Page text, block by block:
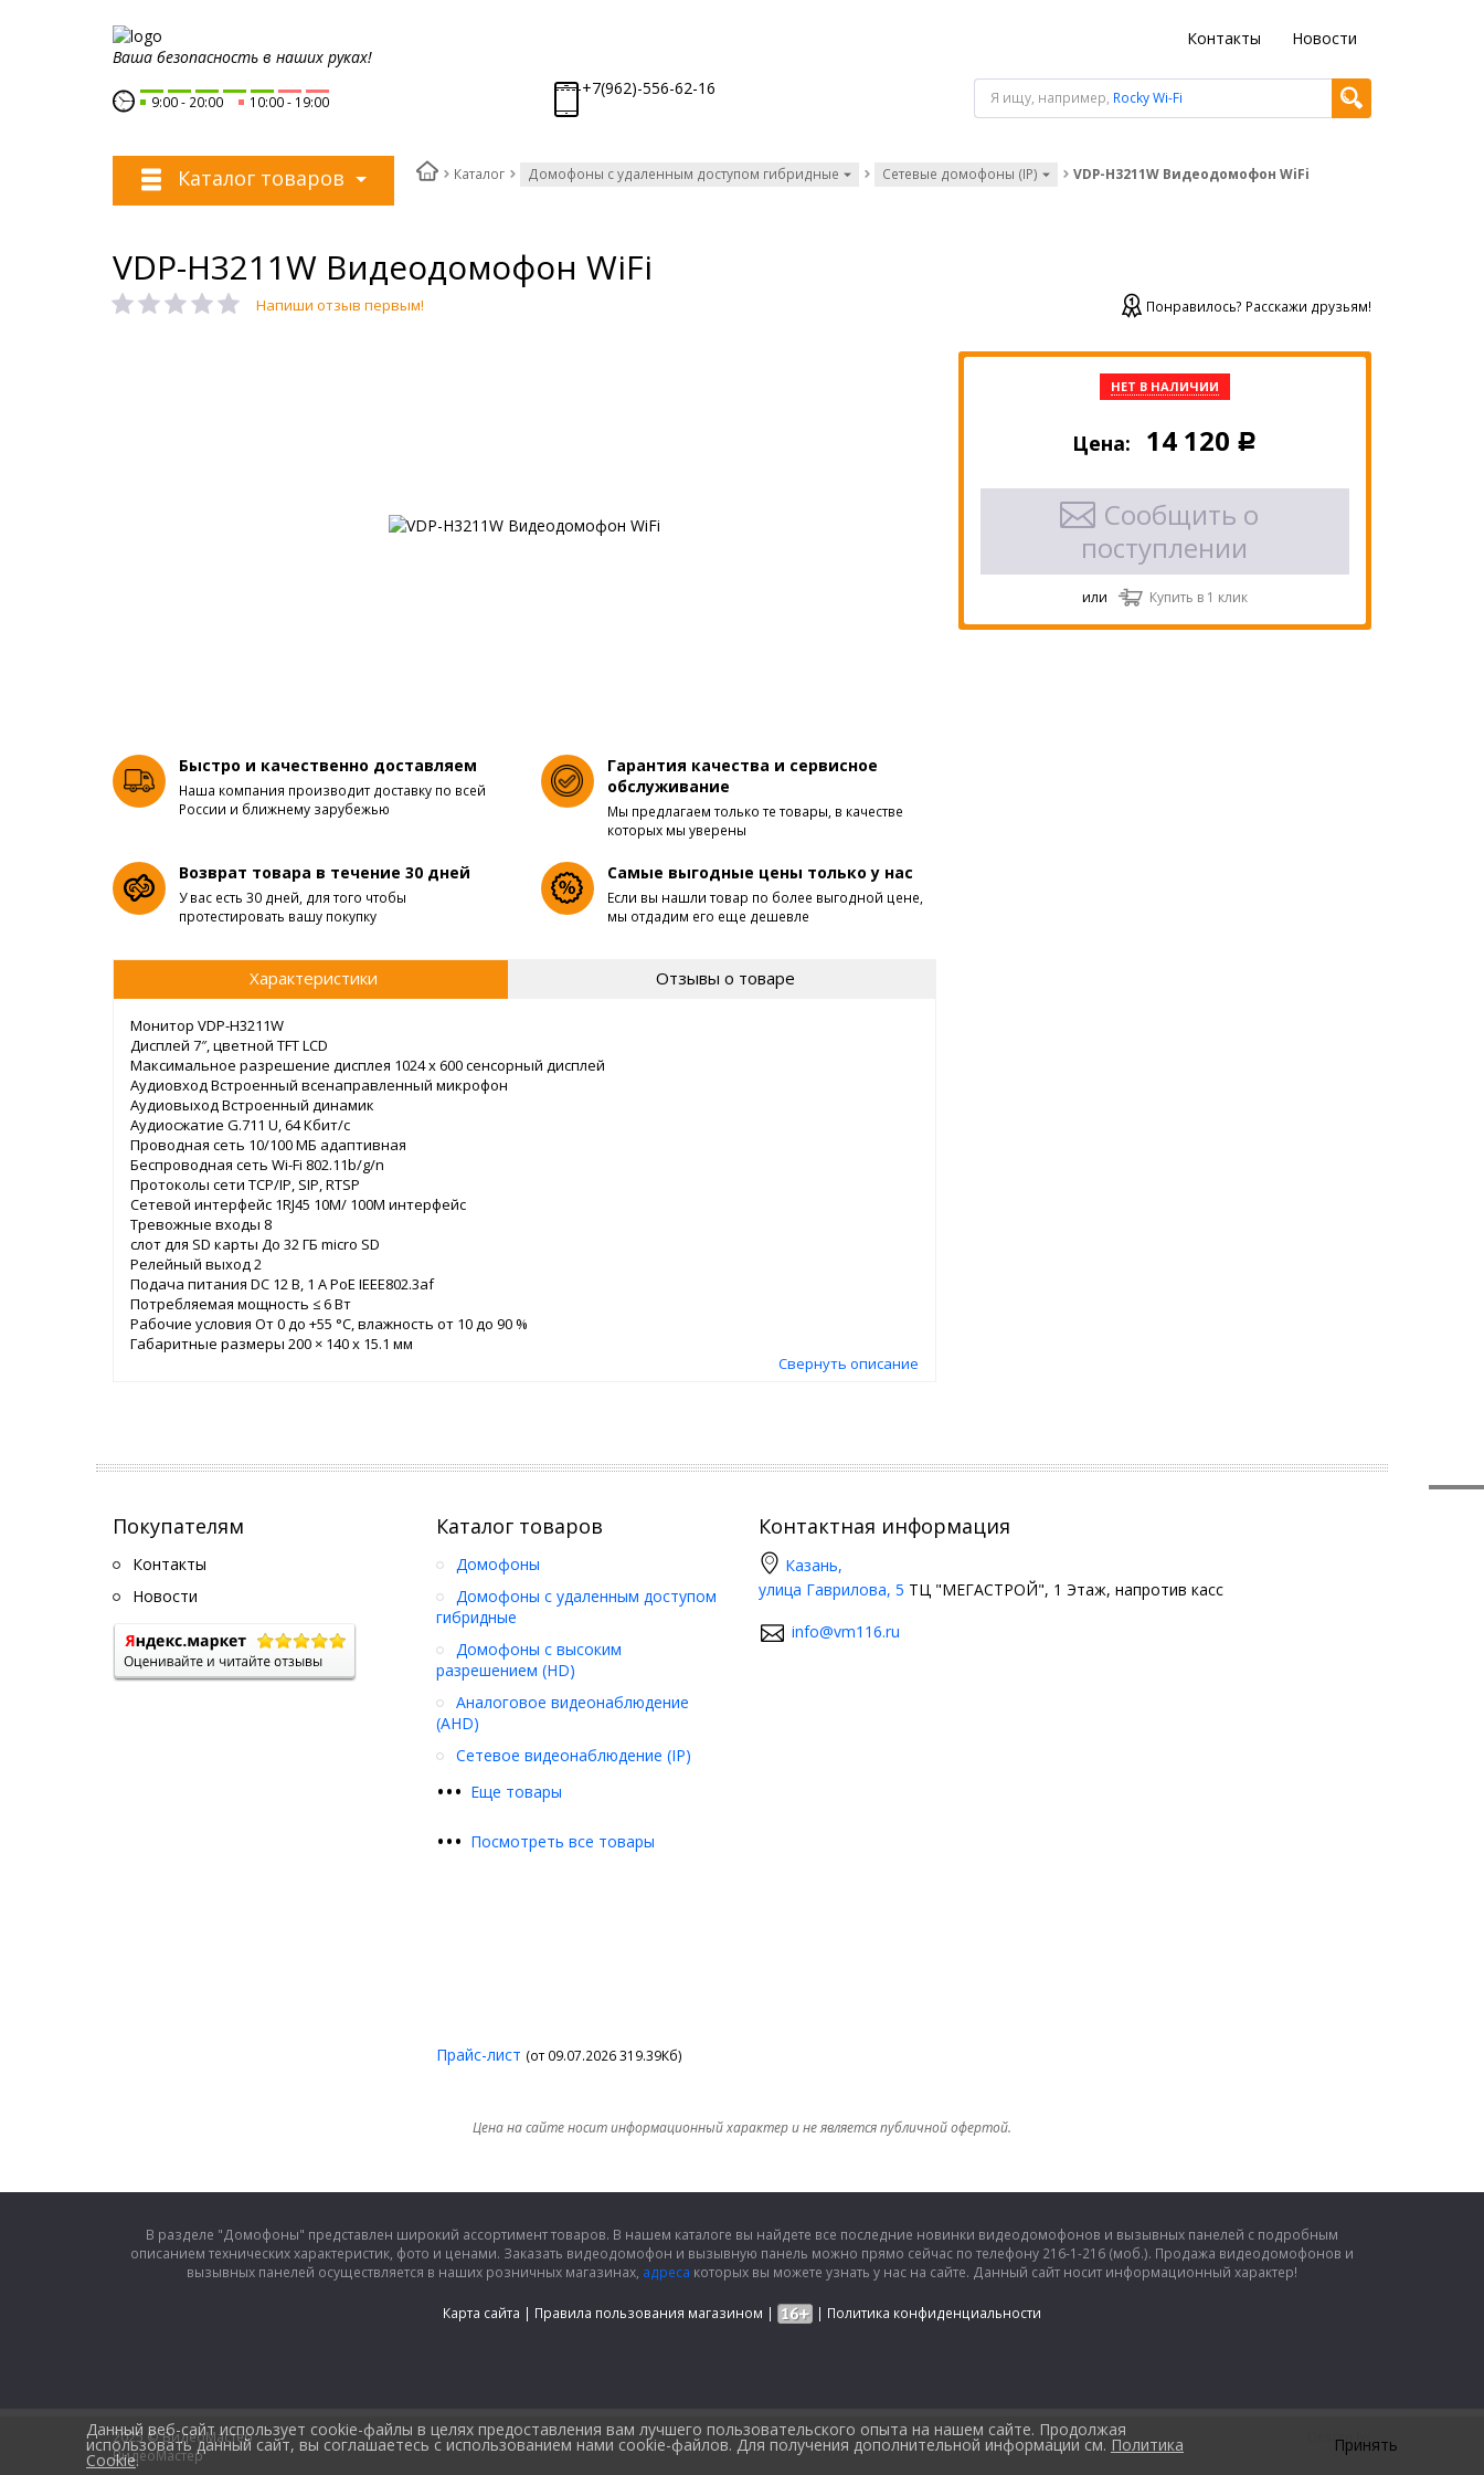
Контакты
Новости
Ваша безопасность в наших руках!
9:00 20:00 10:00 19:00
-----+7(962)-556-62-16 Я ищу, например, Rocky Wi-Fi
Каталог товаров Каталог Домофоны с удаленным доступом гибридные Сетевые домофоны (IP) VDP-H3211W Видеодомофон WiFi
VDP-H3211W Видеодомофон WiFi
Напиши отзыв первым! Понравилось? Расскажи друзьям!
НЕТ В НАЛИЧИИ
Цена: 14 120 Р
Сообщить о
поступлении
или Купить в 1 клик
Быстро и качественно доставляем
Наша компания производит доставку по всей
России и ближнему зарубежью
Гарантия качества и сервисное
обслуживание
Мы предлагаем только те товары, в качестве
которых мы уверены
Возврат товара в течение 30 дней
У вас есть 30 дней, для того чтобы
протестировать вашу покупку
Самые выгодные цены только у нас
Если вы нашли товар по более выгодной цене,
мы отдадим его еще дешевле
Характеристики Отзывы о товаре
Монитор VDP-H3211W
Дисплей 7″, цветной TFT LCD
Максимальное разрешение дисплея 1024 х 600 сенсорный дисплей
Аудиовход Встроенный всенаправленный микрофон
Аудиовыход Встроенный динамик
Аудиосжатие G.711 U, 64 Кбит/с
Проводная сеть 10/100 МБ адаптивная
Беспроводная сеть Wi-Fi 802.11b/g/n
Протоколы сети TCP/IP, SIP, RTSP
Сетевой интерфейс 1RJ45 10M/ 100M интерфейс
Тревожные входы 8
слот для SD карты До 32 ГБ micro SD
Релейный выход 2
Подача питания DC 12 В, 1 А PoE IEEE802.3af
Потребляемая мощность ≤ 6 Вт
Рабочие условия От 0 до +55 °C, влажность от 10 до 90 %
Габаритные размеры 200 × 140 x 15.1 мм
Свернуть описание
Покупателям
Контакты
Новости
Каталог товаров
••• Еще товары
Домофоны
Домофоны с удаленным доступом
гибридные
Домофоны с высоким
разрешением (HD)
Аналоговое видеонаблюдение
(AHD)
Сетевое видеонаблюдение (IP)
••• Посмотреть все товары
Прайс-лист (от 09.07.2026 319.39Кб)
Контактная информация
Казань,
улица Гаврилова, 5 ТЦ "МЕГАСТРОЙ", 1 Этаж, напротив касс
info@vm116.ru
Цена на сайте носит информационный характер и не является публичной офертой.
В разделе "Домофоны" представлен широкий ассортимент товаров. В нашем каталоге вы найдете все последние новинки видеодомофонов и вызывных панелей с подробным
описанием технических характеристик, фото и ценами. Заказать видеодомофон и вызывную панель можно прямо сейчас по телефону 216-1-216 (моб.). Продажа видеодомофонов и
вызывных панелей осуществляется в наших розничных магазинах, адреса которых вы можете узнать у нас на сайте. Данный сайт носит информационный характер!
Карта сайта | Правила пользования магазином | | Политика конфиденциальности
2025 © ВидеоМастер
ВидеоМастер
Design by
Данный веб-сайт использует cookie-файлы в целях предоставления вам лучшего пользовательского опыта на нашем сайте. Продолжая
использовать данный сайт, вы соглашаетесь с использованием нами cookie-файлов. Для получения дополнительной информации см. Политика
Cookie.
Принять